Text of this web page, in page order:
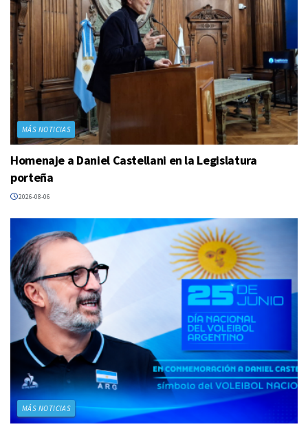
MÁS NOTICIAS
Homenaje a Daniel Castellani en la Legislatura
porteña
2026-08-06
MÁS NOTICIAS